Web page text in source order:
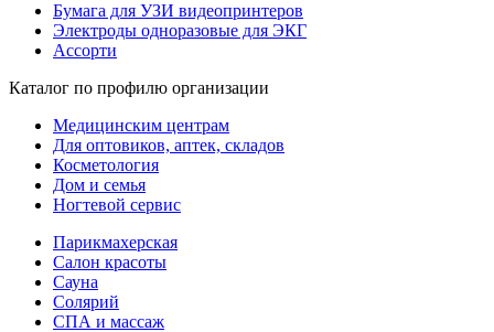
Бумага для УЗИ видеопринтеров
Электроды одноразовые для ЭКГ
Ассорти
Каталог по профилю организации
Медицинским центрам
Для оптовиков, аптек, складов
Косметология
Дом и семья
Ногтевой сервис
Парикмахерская
Салон красоты
Сауна
Солярий
СПА и массаж